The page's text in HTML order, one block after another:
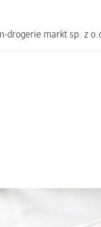
markt sp. z